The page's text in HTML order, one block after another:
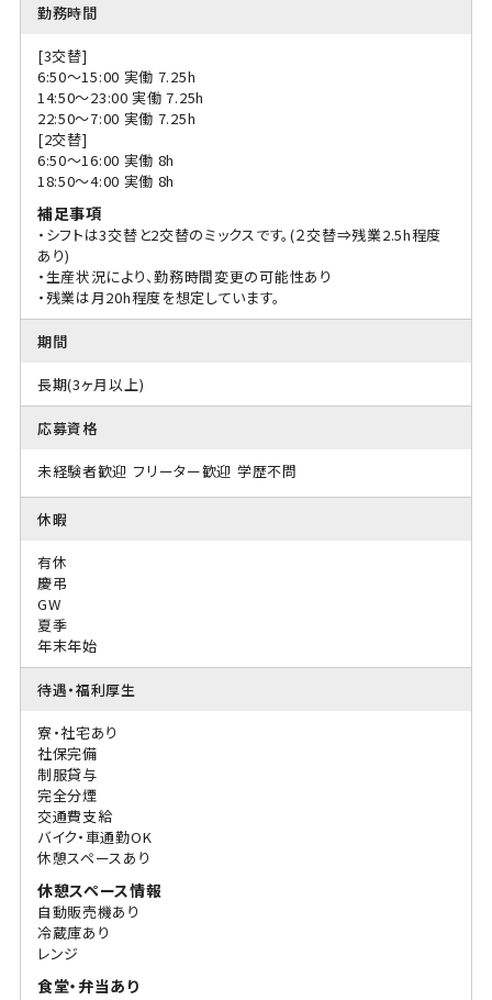
勤務時間
[3交替]
6:50〜15:00 実働 7.25h
14:50〜23:00 実働 7.25h
22:50〜7:00 実働 7.25h
[2交替]
6:50〜16:00 実働 8h
18:50〜4:00 実働 8h
補足事項
・シフトは3交替と2交替のミックスです。(２交替⇒残業2.5h程度
あり)
・生産状況により、勤務時間変更の可能性あり
・残業は月20h程度を想定しています。
期間
長期(3ヶ月以上)
応募資格
未経験者歓迎 フリーター歓迎 学歴不問
休暇
有休
慶弔
GW
夏季
年末年始
待遇・福利厚生
寮・社宅あり
社保完備
制服貸与
完全分煙
交通費支給
バイク・車通勤OK
休憩スペースあり
休憩スペース情報
自動販売機あり
冷蔵庫あり
レンジ
食堂・弁当あり